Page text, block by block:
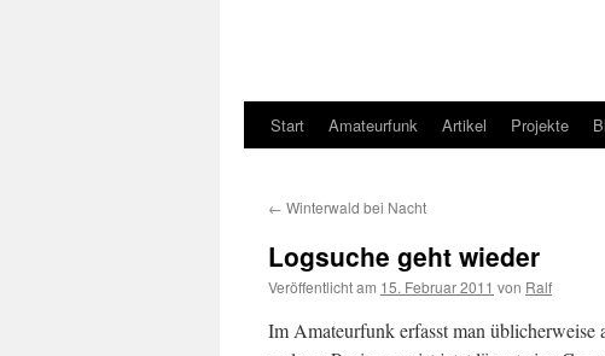
Start Amateurfunk Artikel Projekte
← Winterwald bei Nacht
Logsuche geht wieder
Veröffentlicht am 15. Februar 2011 von Ralf
Im Amateurfunk erfasst man